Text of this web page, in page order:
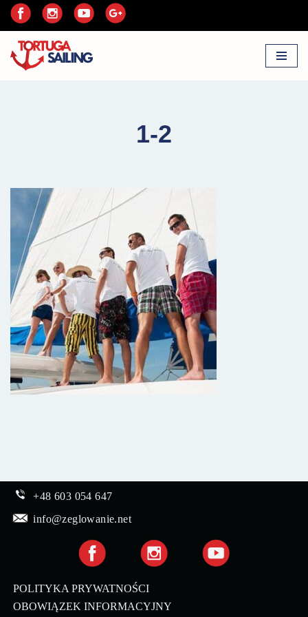
do
treści
1-2
+48 603 054 647
info@zeglowanie.net
POLITYKA PRYWATNOŚCI
OBOWIĄZEK INFORMACYJNY